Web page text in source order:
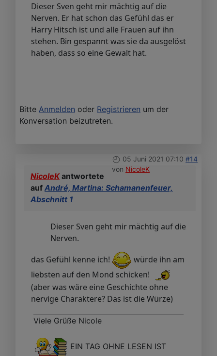
Dieser Sven geht mir mächtig auf die
Nerven. Er hat schon das Gefühl das er
Harry Hitsch ist und alle Frauen auf ihn
stehen. Bin gespannt was sie da ausgelöst
haben, dass so eine Gewalt hat.
Bitte Anmelden oder Registrieren um der
Konversation beizutreten.
05 Juni 2021 07:10 #14
von NicoleK
NicoleKantwortete
auf André, Martina: Schamanenfeuer,
Abschnitt 1
Dieser Sven geht mir mächtig auf die
Nerven.
das Gefühl kenne ich!
würde ihn am
liebsten auf den Mond schicken!
(aber was wäre eine Geschichte ohne
nervige Charaktere? Das ist die Würze)
Viele Grüße Nicole
EIN TAG OHNE LESEN IST